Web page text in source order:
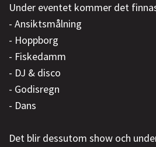
Under eventet kommer det
- Ansiktsmålning
- Hoppborg
- Fiskedamm
- DJ & disco
- Godisregn
- Dans
Det blir dessutom show och